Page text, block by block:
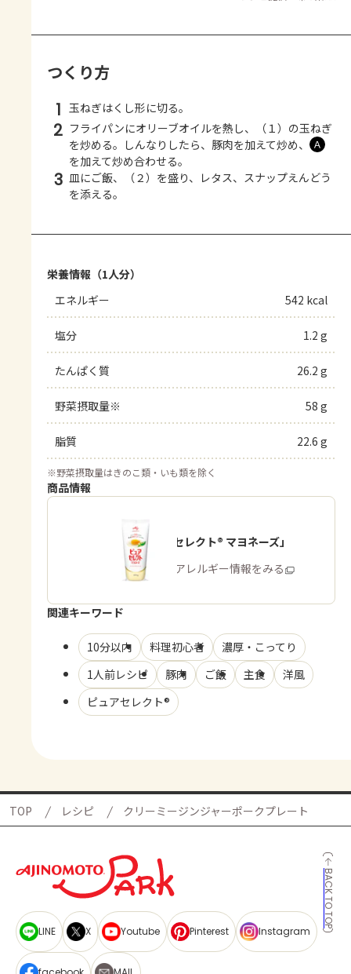
つくり方
1 玉ねぎはくし形に切る。
2 フライパンにオリーブオイルを熱し、（１）の玉ねぎ
を炒める。しんなりしたら、豚肉を加えて炒め、
Ａ
を加えて炒め合わせる。
3 皿にご飯、（２）を盛り、レタス、スナップえんどう
を添える。
栄養情報（1人分）
エネルギー
542 kcal
塩分 1.2 g
たんぱく質 26.2 g
野菜摂取量※ 58 g
脂質 22.6 g
※野菜摂取量はきのこ類・いも類を除く
商品情報
「ピュアセレクト® マヨネーズ」
商品・アレルギー情報をみる
関連キーワード
10分以内 料理初心者
濃厚・こってり
1人前レシピ
豚肉 ご飯 主食
洋風
ピュアセレクト®
TOP レシピ クリーミージンジャーポークプレート
BACK TO TOP
LINE X Youtube Pinterest Instagram